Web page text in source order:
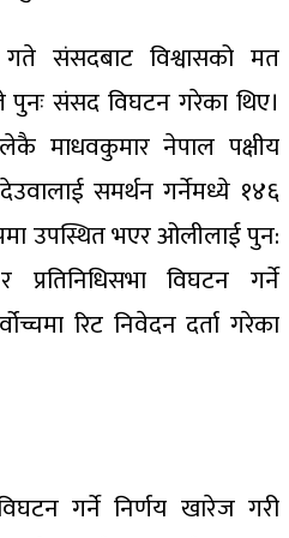
संसदबाट विश्वासको मत
संसद विघटन गरेका थिए।
माधवकुमार नेपाल पक्षीय
समर्थन गर्नेमध्ये १४६
उपस्थित भएर ओलीलाई पुन:
प्रतिनिधिसभा विघटन गर्ने
रिट निवेदन दर्ता गरेका
गर्ने निर्णय खारेज गरी